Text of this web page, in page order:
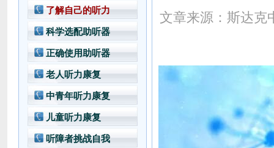
了解自己的听力
科学选配助听器
正确使用助听器
老人听力康复
中青年听力康复
儿童听力康复
听障者挑战自我
文章来源： 斯达克